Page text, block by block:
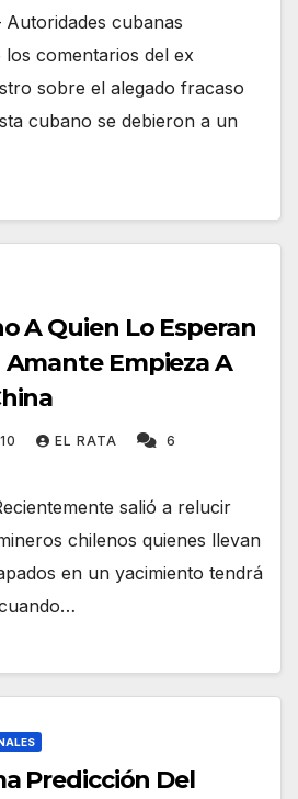
Autoridades cubanas
comentarios del ex
sobre el alegado fracaso
cubano se debieron a un
A Quien Lo Esperan
Amante Empieza A
EL RATA 6
salió a relucir
chilenos quienes llevan
en un yacimiento tendrá
Predicción Del